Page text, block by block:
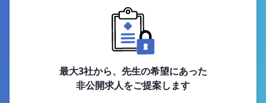
最大3社から、先生の希望にあった
非公開求人をご提案します